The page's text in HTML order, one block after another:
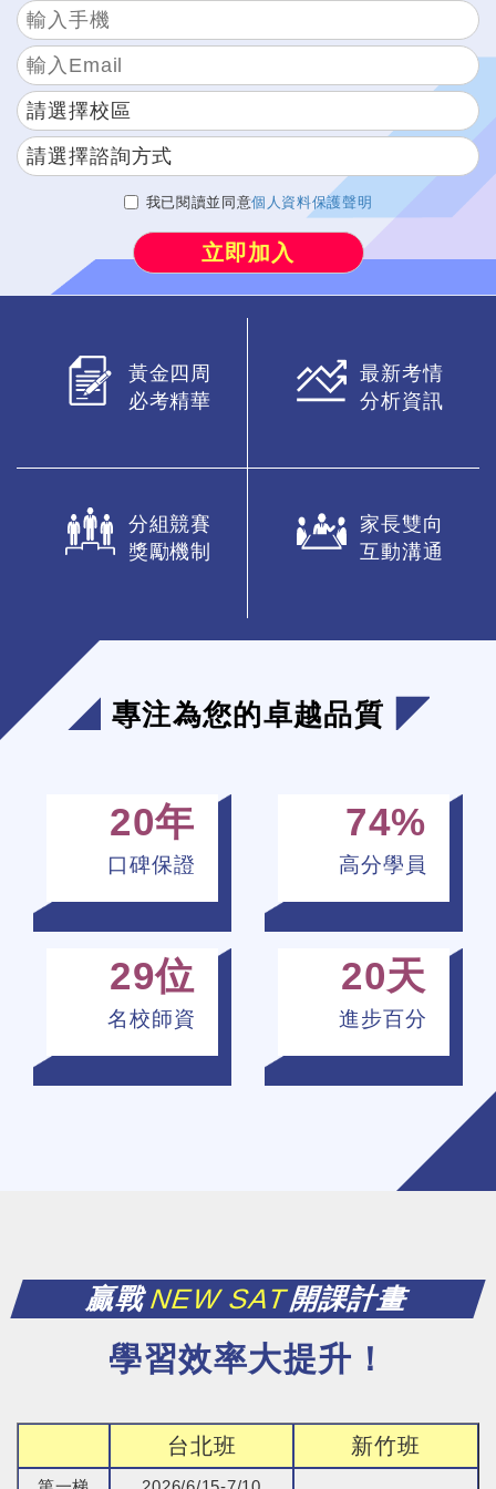
我已閱讀並同意個人資料保護聲明
黃金四周
必考精華
最新考情
分析資訊
分組競賽
獎勵機制
家長雙向
互動溝通
專注為您的卓越品質
20年
口碑保證
74%
高分學員
29位
名校師資
20天
進步百分
贏戰NEW SAT開課計畫
學習效率大提升！
台北班 新竹班